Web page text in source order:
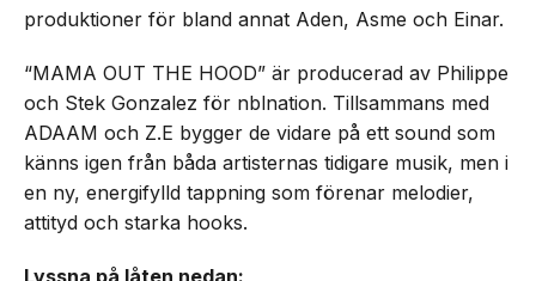
produktioner för bland annat Aden, Asme och Einar.
“MAMA OUT THE HOOD” är producerad av Philippe
och Stek Gonzalez för nblnation. Tillsammans med
ADAAM och Z.E bygger de vidare på ett sound som
känns igen från båda artisternas tidigare musik, men i
en ny, energifylld tappning som förenar melodier,
attityd och starka hooks.
Lyssna på låten nedan: